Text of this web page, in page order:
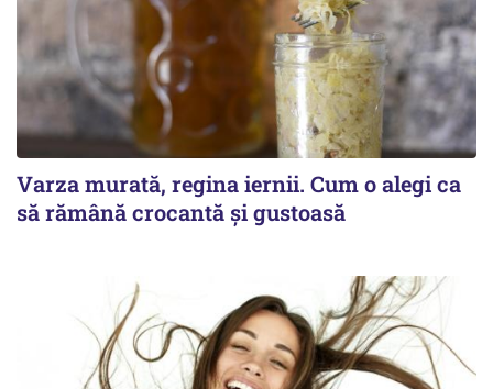
Varza murată, regina iernii. Cum o alegi ca
să rămână crocantă și gustoasă